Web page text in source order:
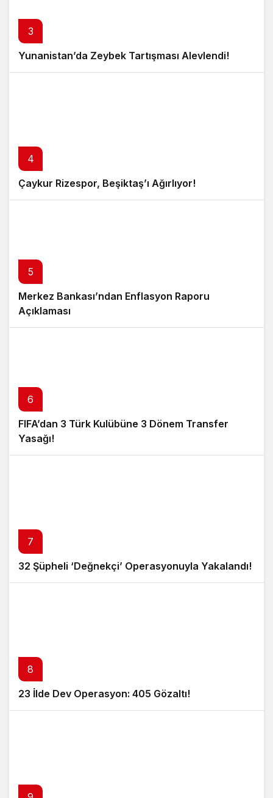
3
Yunanistan’da Zeybek Tartışması Alevlendi!
4
Çaykur Rizespor, Beşiktaş’ı Ağırlıyor!
5
Merkez Bankası’ndan Enflasyon Raporu
Açıklaması
6
FIFA’dan 3 Türk Kulübüne 3 Dönem Transfer
Yasağı!
7
32 Şüpheli ‘Değnekçi’ Operasyonuyla Yakalandı!
8
23 İlde Dev Operasyon: 405 Gözaltı!